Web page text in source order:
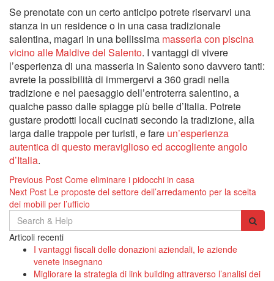
Se prenotate con un certo anticipo potrete riservarvi una
stanza in un residence o in una casa tradizionale
salentina, magari in una bellissima masseria con piscina
vicino alle Maldive del Salento. I vantaggi di vivere
l’esperienza di una masseria in Salento sono davvero tanti:
avrete la possibilità di immergervi a 360 gradi nella
tradizione e nel paesaggio dell’entroterra salentino, a
qualche passo dalle spiagge più belle d’Italia. Potrete
gustare prodotti locali cucinati secondo la tradizione, alla
larga dalle trappole per turisti, e fare un’esperienza
autentica di questo meraviglioso ed accogliente angolo
d’Italia.
Navigazione
articoli
Previous Post Come eliminare i pidocchi in casa
Next Post Le proposte del settore dell’arredamento per la scelta
dei mobili per l’ufficio
Search
for:
Articoli recenti
I vantaggi fiscali delle donazioni aziendali, le aziende
venete insegnano
Migliorare la strategia di link building attraverso l’analisi dei